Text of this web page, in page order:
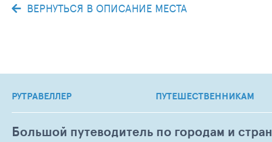
ВЕРНУТЬСЯ В ОПИСАНИЕ МЕСТА
РУТРАВЕЛЛЕР ПУТЕШЕСТВЕННИКАМ
Большой путеводитель по городам и